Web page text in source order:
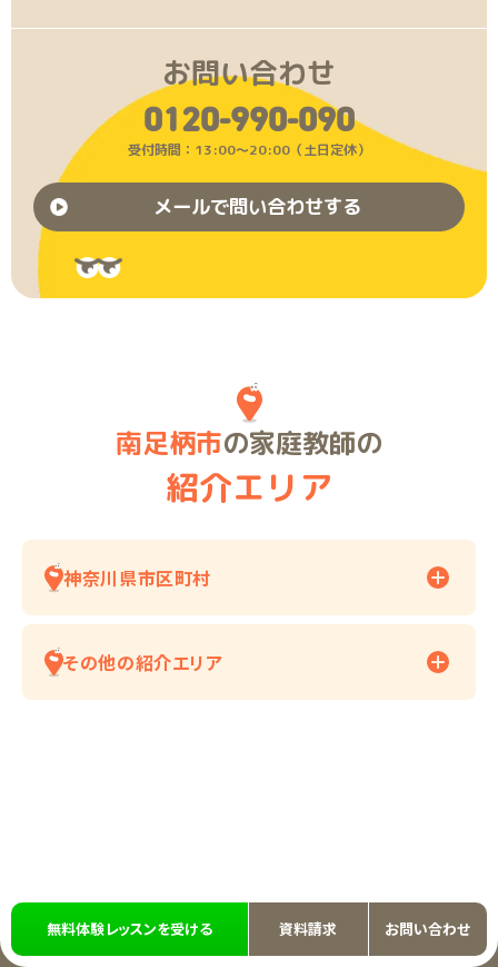
お問い合わせ
0120-990-090
受付時間：13:00〜20:00（土日定休）
メールで問い合わせする
南足柄市の家庭教師の
紹介エリア
神奈川県市区町村
その他の紹介エリア
無料体験レッスンを受ける 資料請求 お問い合わせ